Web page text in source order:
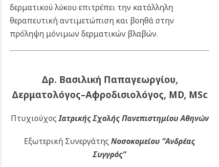
δερματικού λύκου επιτρέπει την κατάλληλη
θεραπευτική αντιμετώπιση και βοηθά στην
πρόληψη μόνιμων δερματικών βλαβών.
Δρ. Βασιλική Παπαγεωργίου,
Δερματολόγος–Αφροδισιολόγος, MD, MSc
ΠτυχιούχοςΙατρικής Σχολής Πανεπιστημίου Αθηνών
Εξωτερική Συνεργάτης Νοσοκομείου “Ανδρέας
Συγγρός”